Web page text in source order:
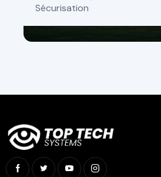
Sécurisation